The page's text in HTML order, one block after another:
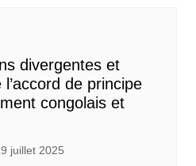
divergentes et
de principe
congolais et
juillet 2025